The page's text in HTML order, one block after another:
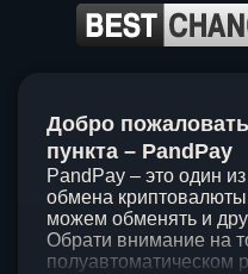
Добро
пункта – PandPay
PandPay – это один
обмена
можем обменять и
Обрати внимание на
полуавтоматическом